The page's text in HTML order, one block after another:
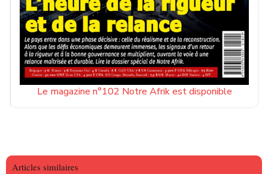
Le magazine n°102 Notre Afrik est disponible
Articles similaires